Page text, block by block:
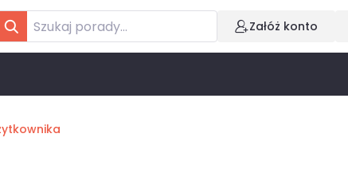
Załóż konto